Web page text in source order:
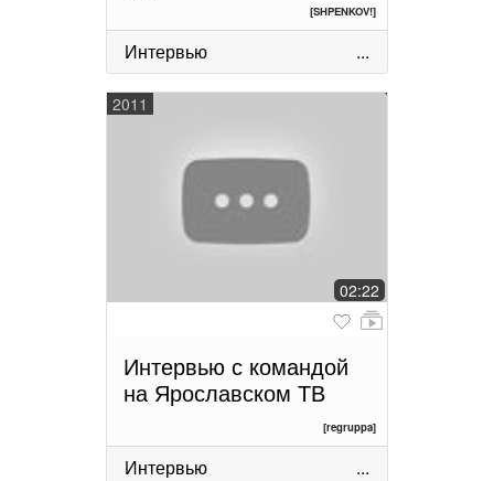
[SHPENKOV!]
Интервью ...
2011
02:22
Интервью с командой
на Ярославском ТВ
[regruppa]
Интервью ...